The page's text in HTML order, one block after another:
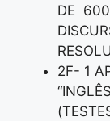
DE 600
2F- 1